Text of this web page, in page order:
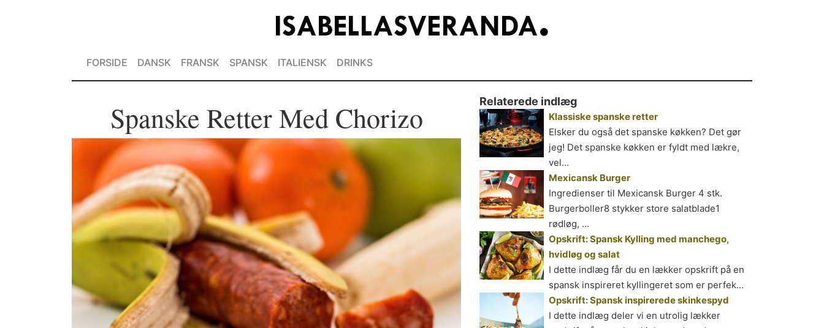
FORSIDE DANSK FRANSK SPANSK ITALIENSK DRINKS
Spanske Retter Med Chorizo Relaterede indlæg
Klassiske spanske retter
Elsker du også det spanske køkken? Det gør
jeg! Det spanske køkken er fyldt med lækre,
vel…
Mexicansk Burger
Ingredienser til Mexicansk Burger 4 stk.
Burgerboller8 stykker store salatblade1
rødløg, …
Opskrift: Spansk Kylling med manchego,
hvidløg og salat
I dette indlæg får du en lækker opskrift på en
spansk inspireret kyllingeret som er perfek…
Opskrift: Spansk inspirerede skinkespyd
I dette indlæg deler vi en utrolig lækker